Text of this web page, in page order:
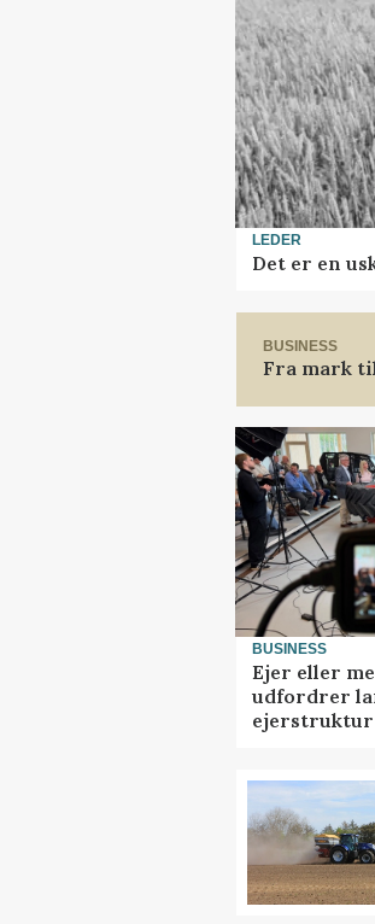
LEDER
Det er en
BUSINESS
Fra mark
BUSINESS
Ejer eller
udfordrer
ejerstruktur